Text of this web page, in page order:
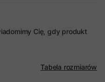
Cię, gdy produkt
Tabela rozmiarów